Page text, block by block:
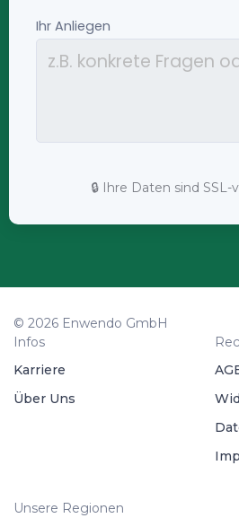
🔒 Ihre Daten sind SSL-
© 2026 Enwendo GmbH
Infos
Karriere
Über Uns
Unsere Regionen